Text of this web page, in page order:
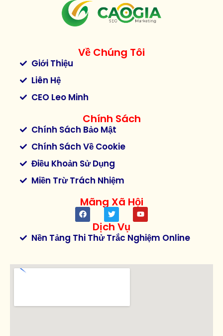
Về Chúng Tôi
Giới Thiệu
Liên Hệ
CEO Leo Minh
Chính Sách
Chính Sách Bảo Mật
Chính Sách Về Cookie
Điều Khoản Sử Dụng
Miền Trừ Trách Nhiệm
Mãng Xã Hội
Dịch Vụ
Nền Tảng Thi Thử Trắc Nghiệm Online